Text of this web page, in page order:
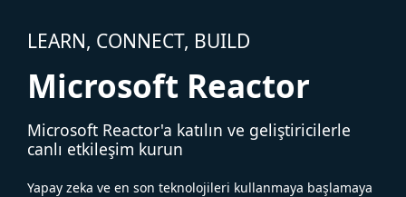
LEARN, CONNECT, BUILD
Microsoft Reactor
Microsoft Reactor'a katılın ve geliştiricilerle
canlı etkileşim kurun
Yapay zeka ve en son teknolojileri kullanmaya başlamaya